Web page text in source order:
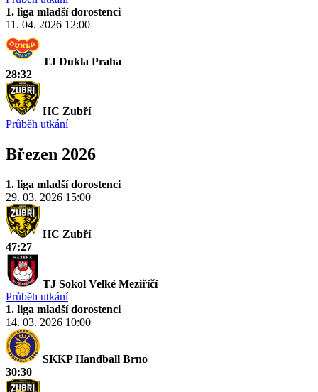
1. liga mladší dorostenci
11. 04. 2026 12:00
TJ Dukla Praha
28:32
HC Zubří
Průběh utkání
Březen 2026
1. liga mladší dorostenci
29. 03. 2026 15:00
HC Zubří
47:27
TJ Sokol Velké Meziříčí
Průběh utkání
1. liga mladší dorostenci
14. 03. 2026 10:00
SKKP Handball Brno
30:30